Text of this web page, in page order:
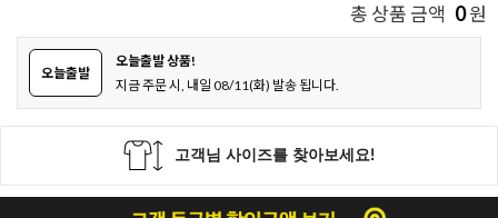
총 상품 금액 0원
오늘출발
오늘출발 상품!
지금 주문 시, 내일 08/11(화) 발송 됩니다.